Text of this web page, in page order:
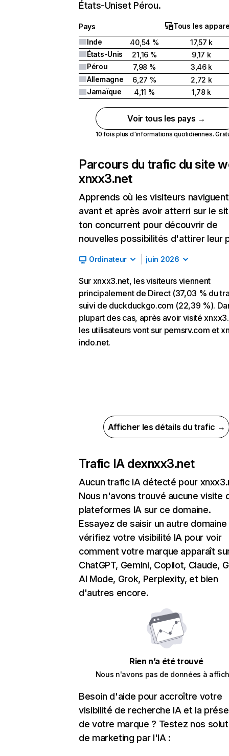
États-Uniset Pérou.
Pays
Tous les
Inde
40,54 %
17,57 k
États-Unis
21,16 %
9,17 k
Pérou
7,98 %
3,46 k
Allemagne
6,27 %
2,72 k
Jamaïque
4,11 % 1,78 k
Voir tous les pays →
10 fois plus d'informations quotidiennes.
Parcours du trafic du site
xnxx3.net
Apprends où les visiteurs naviguent
avant et après avoir atterri sur le
ton concurrent pour découvrir de
nouvelles possibilités d'attirer leur
Ordinateur juin 2026
Sur xnxx3.net, les visiteurs viennent
principalement de Direct (37,03 % du
suivi de duckduckgo.com (22,39 %).
plupart des cas, après avoir visité
les utilisateurs vont sur pemsrv.com et
indo.net.
Afficher les détails du trafic →
Trafic IA dexnxx3.net
Aucun trafic IA détecté pour
Nous n'avons trouvé aucune visite
plateformes IA sur ce domaine.
Essayez de saisir un autre domaine
vérifiez votre visibilité IA pour voir
comment votre marque apparaît
ChatGPT, Gemini, Copilot, Claude,
AI Mode, Grok, Perplexity, et bien
d'autres encore.
Rien n’a été trouvé
Nous n'avons pas de données à
Besoin d'aide pour accroître votre
visibilité de recherche IA et la
de votre marque ? Testez nos
de marketing par l'IA :